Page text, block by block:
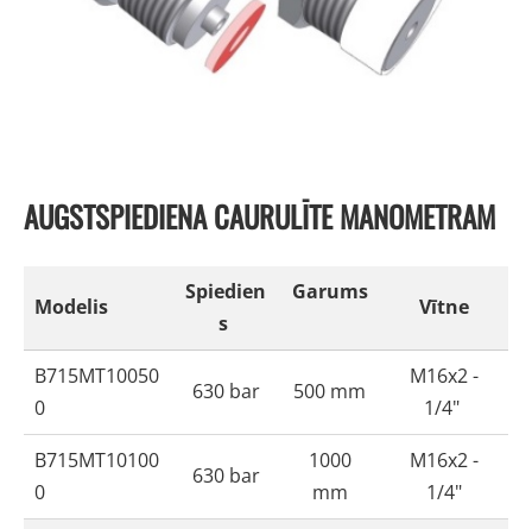
AUGSTSPIEDIENA CAURULĪTE MANOMETRAM
Modelis
Spiedien
s
Garums
Vītne
B715MT10050
0
630 bar 500 mm
M16x2 -
1/4"
B715MT10100
0
630 bar
1000
mm
M16x2 -
1/4"